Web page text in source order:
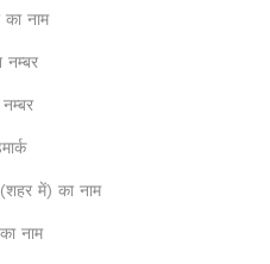
का नाम
नम्बर
(शहर में) का नाम
नाम